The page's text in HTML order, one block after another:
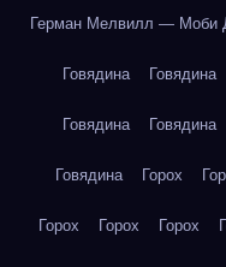
Герман Мелвилл — Моби
Говядина Говядина
Говядина Говядина
Говядина Горох
Горох Горох Горох